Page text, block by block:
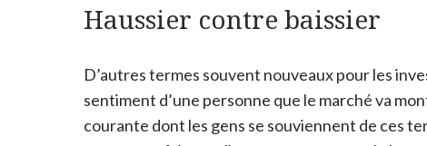
Haussier contre baissier
D’autres termes souvent nouveaux pour les
sentiment d’une personne que le marché va
courante dont les gens se souviennent de ces